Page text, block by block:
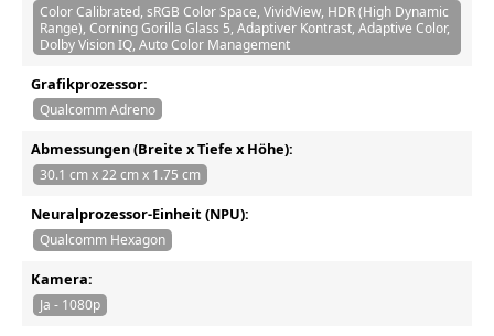
Color Calibrated, sRGB Color Space, VividView, HDR (High Dynamic
Range), Corning Gorilla Glass 5, Adaptiver Kontrast, Adaptive Color,
Dolby Vision IQ, Auto Color Management
Grafikprozessor:
Qualcomm Adreno
Abmessungen (Breite x Tiefe x Höhe):
30.1 cm x 22 cm x 1.75 cm
Neuralprozessor-Einheit (NPU):
Qualcomm Hexagon
Kamera:
Ja - 1080p